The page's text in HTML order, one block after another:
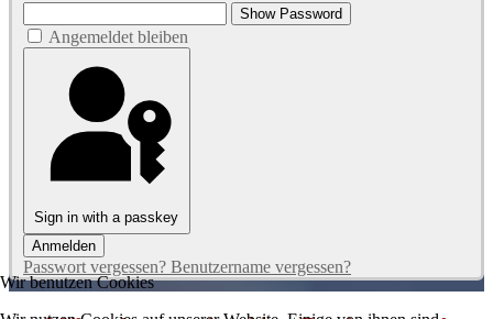
Show Password
Angemeldet bleiben
Sign in with a passkey
Anmelden
Passwort vergessen? Benutzername vergessen?
Wir benutzen Cookies